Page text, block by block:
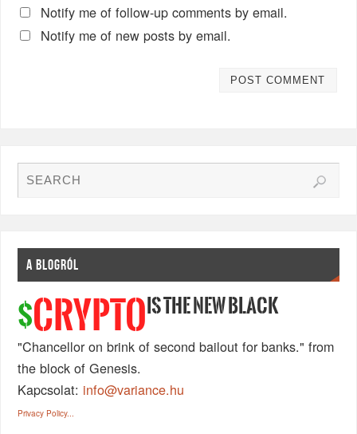
Notify me of follow-up comments by email.
Notify me of new posts by email.
A BLOGRÓL
$CRYPTO IS THE NEW BLACK
"Chancellor on brink of second bailout for banks." from
the block of Genesis.
Kapcsolat: info@variance.hu
Privacy Policy...